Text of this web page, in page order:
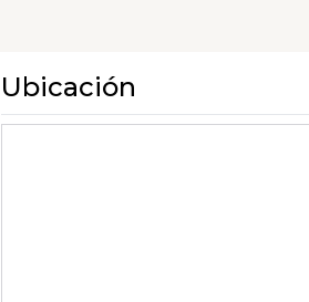
Ubicación